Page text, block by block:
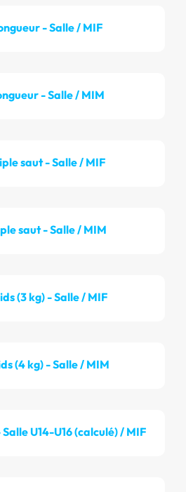
- Salle / MIF
- Salle / MIM
saut - Salle / MIF
saut - Salle / MIM
(3 kg) - Salle / MIF
(4 kg) - Salle / MIM
U14-U16 (calculé) / MIF